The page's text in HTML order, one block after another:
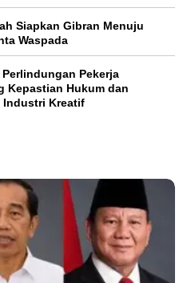
Siapkan Gibran Menuju
Waspada
Perlindungan Pekerja
Kepastian Hukum dan
Industri Kreatif